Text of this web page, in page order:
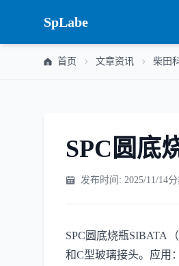
SpLabe
首页 文章资讯 柴田
SPC圆底
发布时间: 2025/11/14
SPC圆底烧瓶SIBATA
和C型玻璃接头。应用